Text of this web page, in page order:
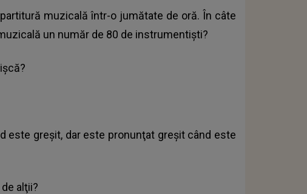
muzicală într-o jumătate de oră. În câte
un număr de 80 de instrumentişti?
este greşit, dar este pronunţat greşit când este
alţii?